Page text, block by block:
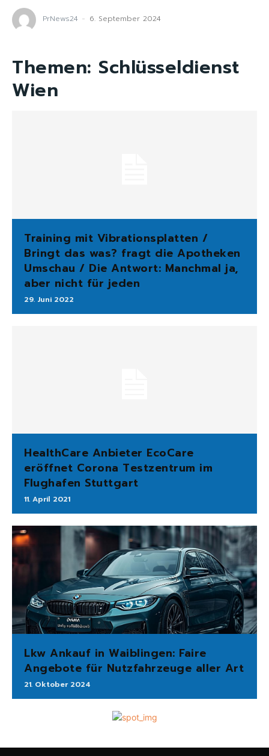
PrNews24 - 6. September 2024
Themen: Schlüsseldienst
Wien
Training mit Vibrationsplatten /
Bringt das was? fragt die Apotheken
Umschau / Die Antwort: Manchmal ja,
aber nicht für jeden
29. Juni 2022
HealthCare Anbieter EcoCare
eröffnet Corona Testzentrum im
Flughafen Stuttgart
11. April 2021
Lkw Ankauf in Waiblingen: Faire
Angebote für Nutzfahrzeuge aller Art
21. Oktober 2024